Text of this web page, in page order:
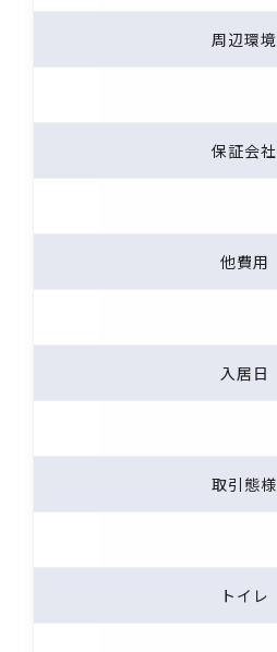
周辺環境
保証会社
他費用
入居日
取引態様
トイレ